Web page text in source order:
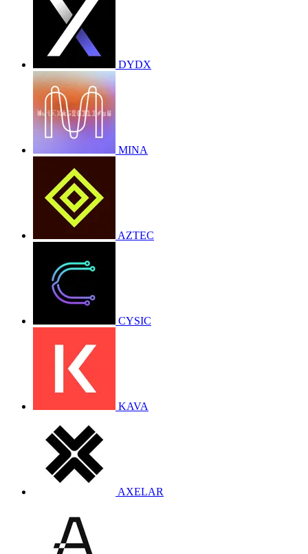
DYDX
MINA
AZTEC
CYSIC
KAVA
AXELAR